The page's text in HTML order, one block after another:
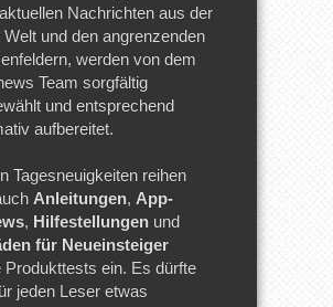
Nachrichten aus der
Welt und den angrenzenden
werden von dem
Team sorgfältig
und entsprechend
aufbereitet.
Tagesneuigkeiten reihen
Anleitungen, App-
, Hilfestellungen und
für Neueinsteiger
Produkttests ein. Es dürfte
jeden Leser etwas